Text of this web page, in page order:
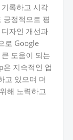
록하고 시각
긍정적으로 평
자인 개선과
로 Google
도움이 되는
은 지속적인 업
고 있으며 더
해 노력하고